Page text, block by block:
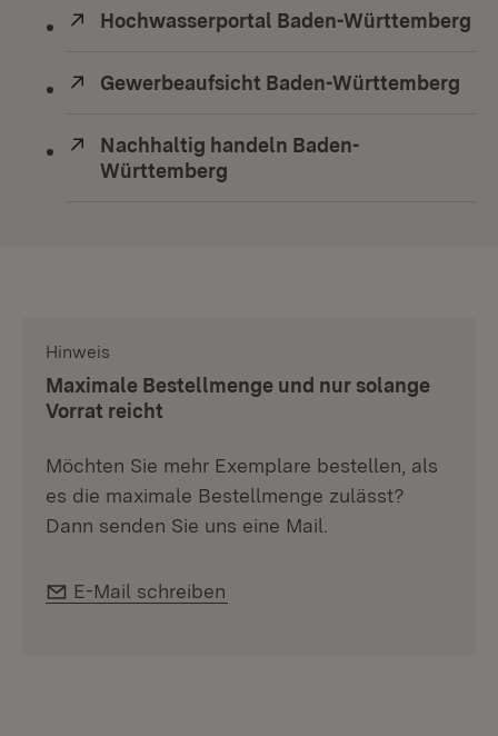
Extern:
Hochwasserportal Baden-Württemberg
Extern:
Gewerbeaufsicht Baden-Württemberg
Extern:
Nachhaltig handeln Baden-
Württemberg
Hinweis
Maximale Bestellmenge und nur solange
Vorrat reicht
Möchten Sie mehr Exemplare bestellen, als
es die maximale Bestellmenge zulässt?
Dann senden Sie uns eine Mail.
E-Mail:
E-Mail schreiben